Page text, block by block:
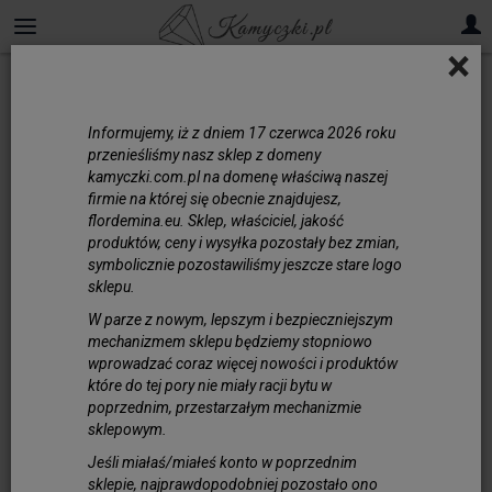
×
Informujemy, iż z dniem 17 czerwca 2026 roku
przenieśliśmy nasz sklep z domeny
kamyczki.com.pl na domenę właściwą naszej
firmie na której się obecnie znajdujesz,
flordemina.eu. Sklep, właściciel, jakość
produktów, ceny i wysyłka pozostały bez zmian,
symbolicznie pozostawiliśmy jeszcze stare logo
sklepu.
W parze z nowym, lepszym i bezpieczniejszym
mechanizmem sklepu będziemy stopniowo
wprowadzać coraz więcej nowości i produktów
które do tej pory nie miały racji bytu w
poprzednim, przestarzałym mechanizmie
sklepowym.
Jeśli miałaś/miałeś konto w poprzednim
sklepie, najprawdopodobniej pozostało ono
Sznurek/ Kordonek MAKRAMA